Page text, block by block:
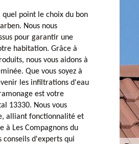
quel point le choix du bon
Nous nous
pour garantir une
habitation. Grâce à
nous vous aidons à
Que vous soyez à
les infiltrations d'eau
est votre
13330. Nous vous
alliant fonctionnalité et
à Les Compagnons du
conseils d'experts qui